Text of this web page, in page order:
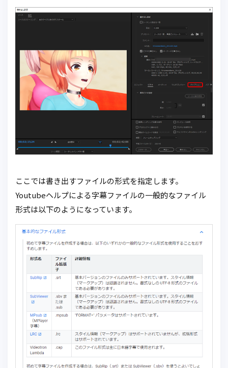
ここでは書き出すファイルの形式を指定します。
Youtubeヘルプによる字幕ファイルの一般的なファイル
形式は以下のようになっています。